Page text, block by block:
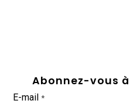
Abonnez-vous
E-mail*